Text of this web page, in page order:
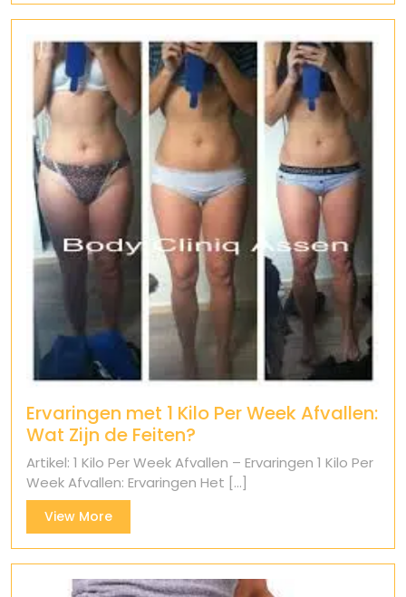
Ervaringen met 1 Kilo Per Week Afvallen:
Wat Zijn de Feiten?
Artikel: 1 Kilo Per Week Afvallen – Ervaringen 1 Kilo Per
Week Afvallen: Ervaringen Het [...]
View MoreView
More